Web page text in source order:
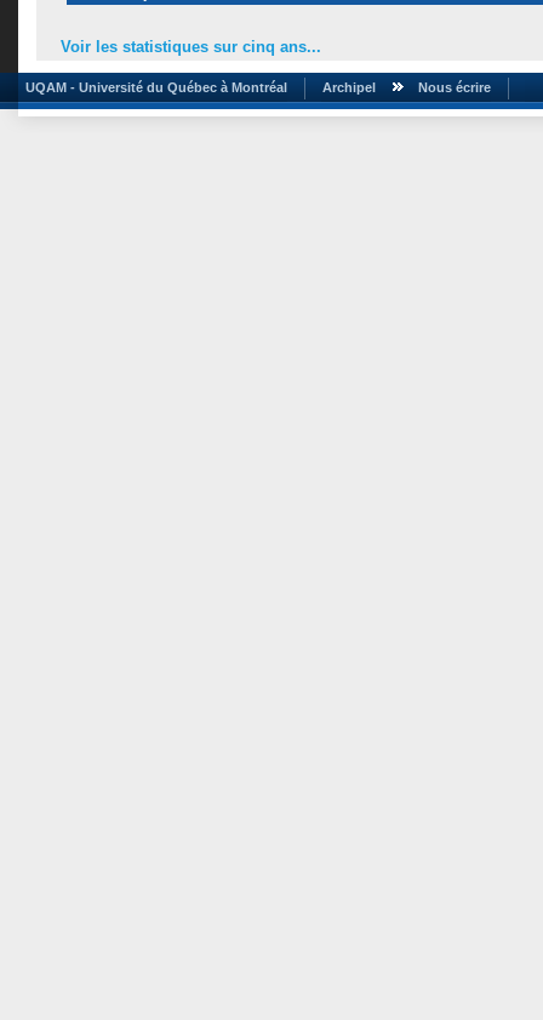
Voir les statistiques sur cinq ans...
UQAM - Université du Québec à Montréal Archipel Nous écrire